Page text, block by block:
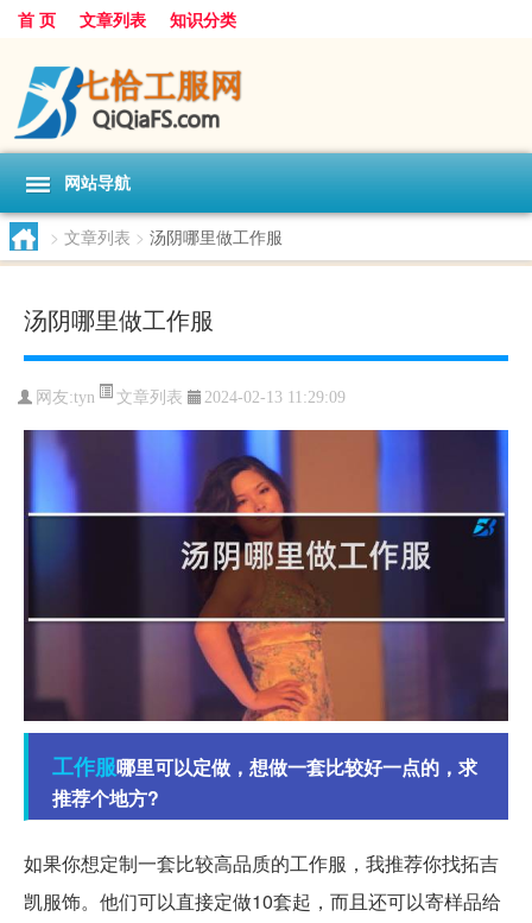
首 页 文章列表 知识分类
网站导航
> 文章列表 > 汤阴哪里做工作服
汤阴哪里做工作服
网友:tyn 文章列表 2024-02-13 11:29:09
工作服哪里可以定做，想做一套比较好一点的，求
推荐个地方?
如果你想定制一套比较高品质的工作服，我推荐你找拓吉
凯服饰。他们可以直接定做10套起，而且还可以寄样品给